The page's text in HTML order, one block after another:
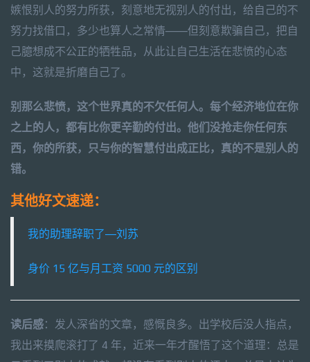
嫉恨别人的努力所获，刻意地无视别人的付出，给自己的不
努力找借口，多少也算人之常情——但刻意欺骗自己，把自
己臆想成不公正的牺牲品，从此让自己生活在悲愤的心态
中，这就是折磨自己了。
别那么悲愤，这个世界真的不欠任何人。每个经济地位在你
之上的人，都有比你更辛勤的付出。他们没抢走你任何东
西，你的所获，只与你的智慧付出成正比，真的不是别人的
错。
其他好文速递：
我的助理辞职了—刘苏
身价 15 亿与月工资 5000 元的区别
读后感：发人深省的文章，感慨良多。出学校后没人指点，
我出来摸爬滚打了 4 年，近来一年才醒悟了这个道理：总是